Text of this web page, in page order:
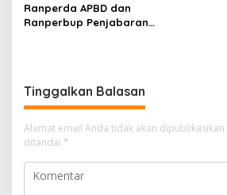
Ranperda APBD dan
Ranperbup Penjabaran
Tinggalkan Balasan
Alamat email Anda tidak akan dipublikasikan.
ditandai *